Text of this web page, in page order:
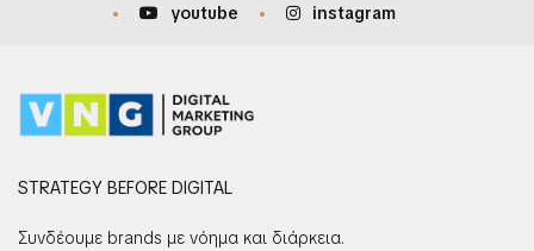
youtube
instagram
STRATEGY BEFORE DIGITAL
Συνδέουμε brands με νόημα και διάρκεια.